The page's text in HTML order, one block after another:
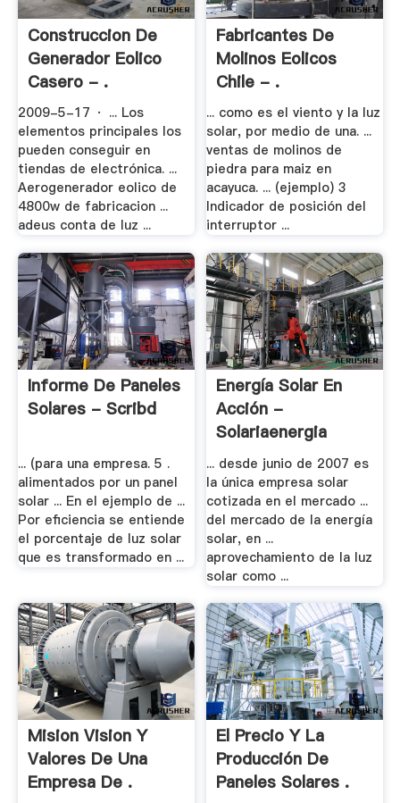
Construccion De
Generador Eolico
Casero - .
2009-5-17 · ... Los
elementos principales los
pueden conseguir en
tiendas de electrónica. ...
Aerogenerador eolico de
4800w de fabricacion ...
adeus conta de luz ...
Fabricantes De
Molinos Eolicos
Chile - .
... como es el viento y la luz
solar, por medio de una. ...
ventas de molinos de
piedra para maiz en
acayuca. ... (ejemplo) 3
Indicador de posición del
interruptor ...
Informe De Paneles
Solares - Scribd
... (para una empresa. 5 .
alimentados por un panel
solar ... En el ejemplo de ...
Por eficiencia se entiende
el porcentaje de luz solar
que es transformado en ...
Energía Solar En
Acción -
Solariaenergia
... desde junio de 2007 es
la única empresa solar
cotizada en el mercado ...
del mercado de la energía
solar, en ...
aprovechamiento de la luz
solar como ...
Mision Vision Y
Valores De Una
Empresa De .
El Precio Y La
Producción De
Paneles Solares .